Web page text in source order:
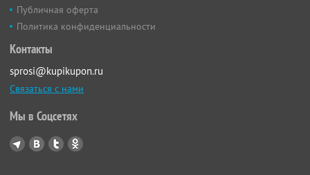
Публичная оферта
Политика конфиденциальности
Контакты
sprosi@kupikupon.ru
Связаться с нами
Мы в Соцсетях